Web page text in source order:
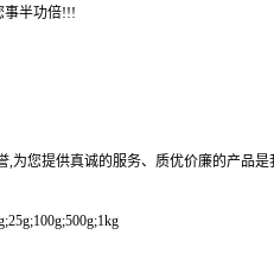
事半功倍!!!
您提供真诚的服务、质优价廉的产品